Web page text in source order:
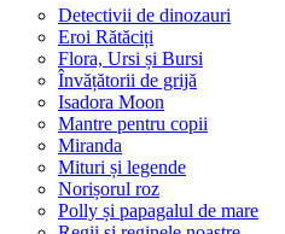
Detectivii de dinozauri
Eroi Rătăciți
Flora, Ursi și Bursi
Învățătorii de grijă
Isadora Moon
Mantre pentru copii
Miranda
Mituri și legende
Norișorul roz
Polly și papagalul de mare